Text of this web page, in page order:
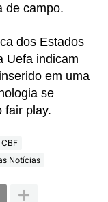
de campo.
dos Estados
Uefa indicam
em uma
se
fair play.
CBF
Notícias